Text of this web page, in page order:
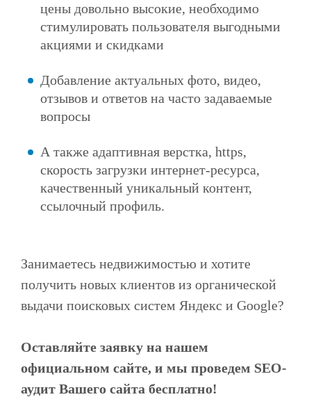
цены довольно высокие, необходимо
стимулировать пользователя выгодными
акциями и скидками
Добавление актуальных фото, видео,
отзывов и ответов на часто задаваемые
вопросы
А также адаптивная верстка, https,
скорость загрузки интернет-ресурса,
качественный уникальный контент,
ссылочный профиль.
Занимаетесь недвижимостью и хотите
получить новых клиентов из органической
выдачи поисковых систем Яндекс и Google?
Оставляйте заявку на нашем
официальном сайте, и мы проведем SEO-
аудит Вашего сайта бесплатно!